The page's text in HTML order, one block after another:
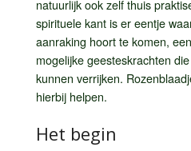
natuurlijk ook zelf thuis
spirituele kant is er eentje
aanraking hoort te komen,
mogelijke geesteskrachten
kunnen verrijken.
hierbij helpen.
Het begin